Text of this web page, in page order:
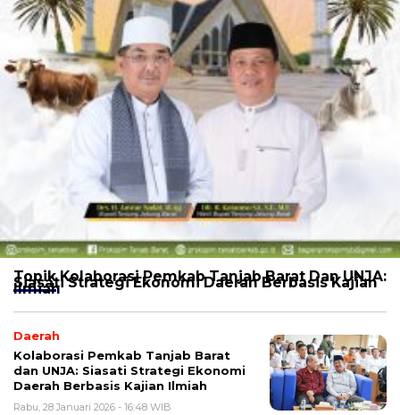
Topik Kolaborasi Pemkab Tanjab Barat Dan UNJA:
Siasati Strategi Ekonomi Daerah Berbasis Kajian
Ilmiah
Daerah
Kolaborasi Pemkab Tanjab Barat
dan UNJA: Siasati Strategi Ekonomi
Daerah Berbasis Kajian Ilmiah
Rabu, 28 Januari 2026 - 16:48 WIB